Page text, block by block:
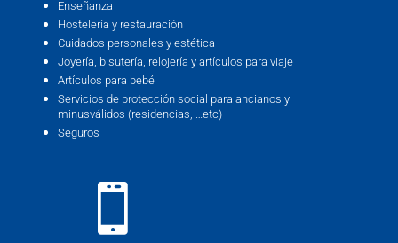
Enseñanza
Hostelería y restauración
Cuidados personales y estética
Joyería, bisutería, relojería y artículos para viaje
Artículos para bebé
Servicios de protección social para ancianos y
minusválidos (residencias, …etc)
Seguros